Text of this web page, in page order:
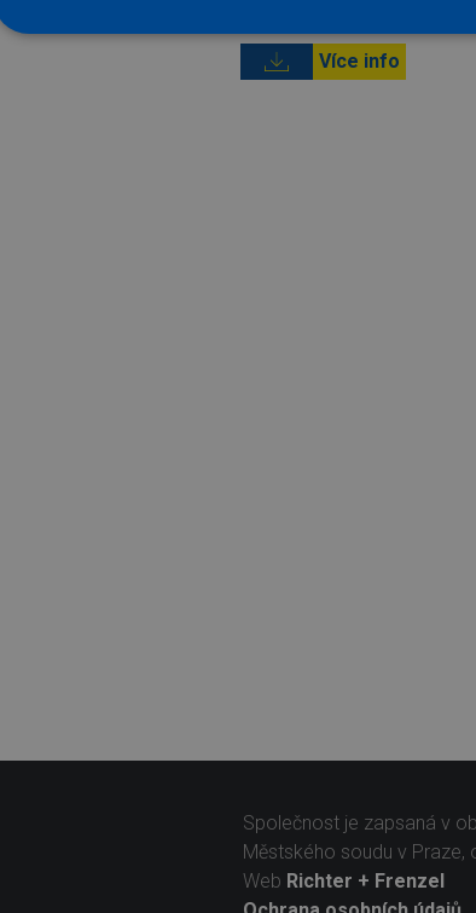
Více info
Společnost je zapsaná v
Městského soudu v Praze,
Web Richter + Frenzel